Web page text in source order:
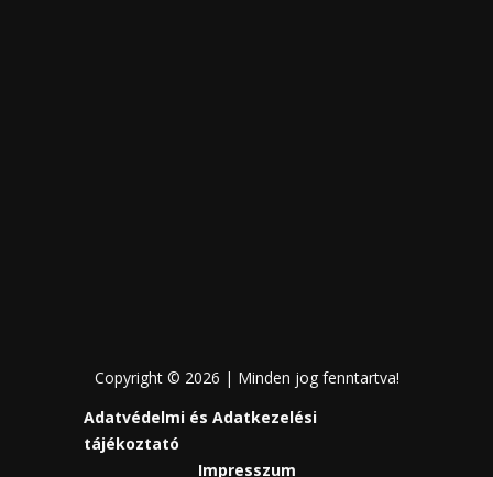
Copyright © 2026 | Minden jog fenntartva!
Adatvédelmi és Adatkezelési
tájékoztató
Impresszum